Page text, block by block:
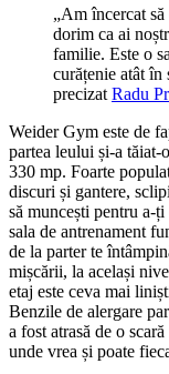
„Am încercat
dorim ca ai
familie. Este o
curățenie atât în
precizat Radu
Weider Gym este de
partea leului și-a tăiat-
330 mp. Foarte
discuri și gantere,
să muncești pentru a-
sala de antrenament
de la parter te
mișcării, la același
etaj este ceva mai
Benzile de alergare
a fost atrasă de o
unde vrea și poate